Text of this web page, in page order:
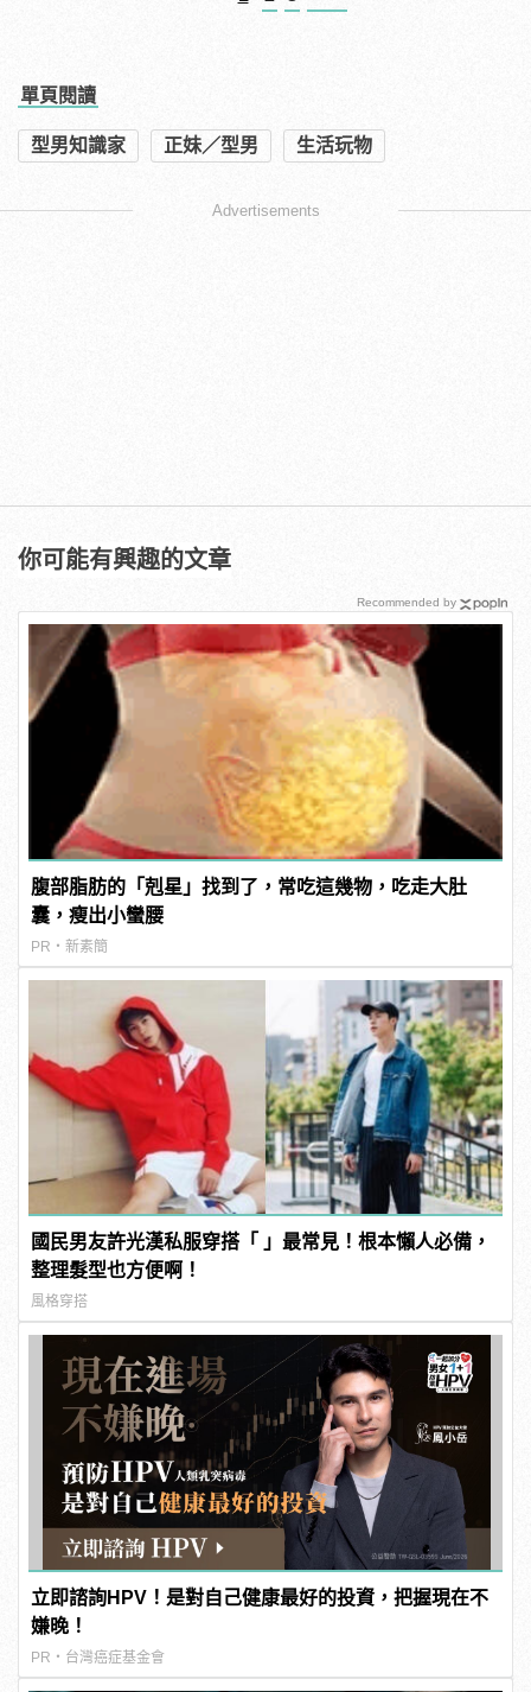
單頁閱讀
型男知識家 正妹／型男 生活玩物
Advertisements
你可能有興趣的文章
腹部脂肪的「剋星」找到了，常吃這幾物，吃走大肚
囊，瘦出小蠻腰
PR・新素簡
國民男友許光漢私服穿搭「 」最常見！根本懶人必備，
整理髮型也方便啊！
風格穿搭
立即諮詢HPV！是對自己健康最好的投資，把握現在不
嫌晚！
PR・台灣癌症基金會
Recommended by